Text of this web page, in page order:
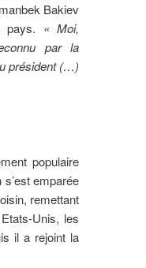
Bakiev
« Moi,
par la
président (…)
populaire
emparée
remettant
Unis, les
il a rejoint la